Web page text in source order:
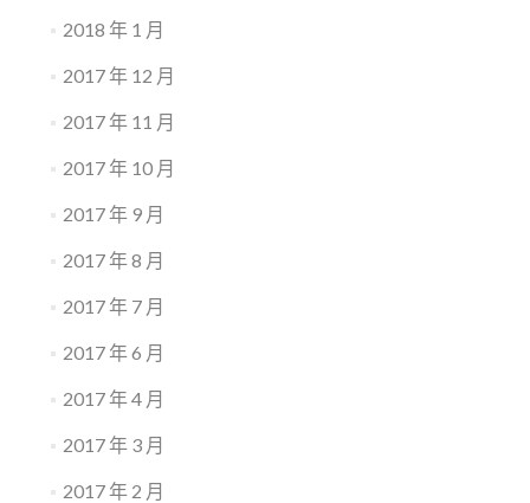
2018 年 1 月
2017 年 12 月
2017 年 11 月
2017 年 10 月
2017 年 9 月
2017 年 8 月
2017 年 7 月
2017 年 6 月
2017 年 4 月
2017 年 3 月
2017 年 2 月